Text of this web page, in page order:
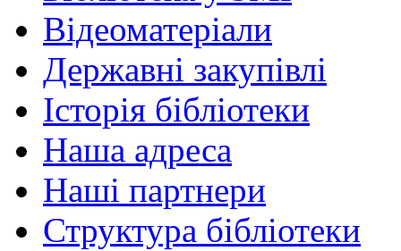
Відеоматеріали
Державні закупівлі
Історія бібліотеки
Наша адреса
Наші партнери
Структура бібліотеки